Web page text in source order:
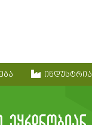
ინდუსტრია